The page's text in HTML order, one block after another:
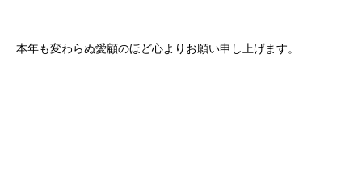
本年も変わらぬ愛顧のほど心よりお願い申し上げます。